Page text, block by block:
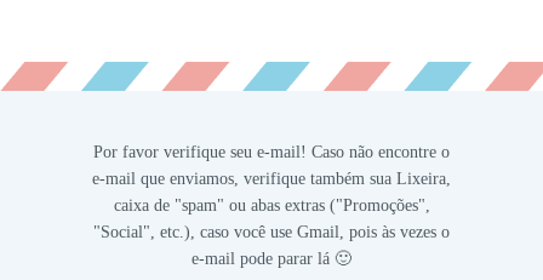
Por favor verifique seu e-mail! Caso não encontre o
e-mail que enviamos, verifique também sua Lixeira,
caixa de "spam" ou abas extras ("Promoções",
"Social", etc.), caso você use Gmail, pois às vezes o
e-mail pode parar lá 🙂